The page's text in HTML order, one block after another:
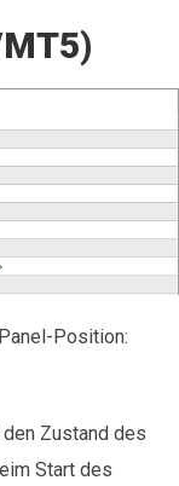
Position:
Zustand des
Start des